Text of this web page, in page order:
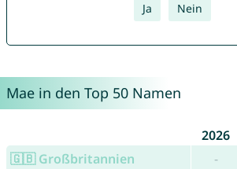
Ja Nein
Mae in den Top 50 Namen
2026
🇬🇧 Großbritannien
-